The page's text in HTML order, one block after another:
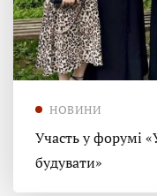
НОВИНИ
Участь у форумі
будувати»